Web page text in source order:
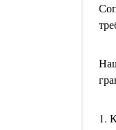
1.